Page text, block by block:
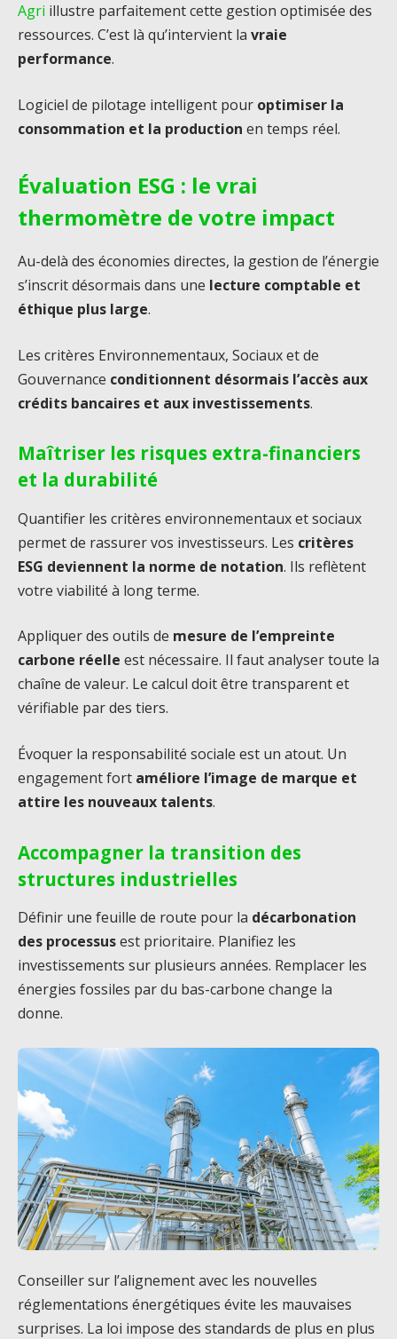
Agri illustre parfaitement cette gestion optimisée des
ressources. C’est là qu’intervient la vraie
performance.
Logiciel de pilotage intelligent pour optimiser la
consommation et la production en temps réel.
Évaluation ESG : le vrai
thermomètre de votre impact
Au-delà des économies directes, la gestion de l’énergie
s’inscrit désormais dans une lecture comptable et
éthique plus large.
Les critères Environnementaux, Sociaux et de
Gouvernance conditionnent désormais l’accès aux
crédits bancaires et aux investissements.
Maîtriser les risques extra-financiers
et la durabilité
Quantifier les critères environnementaux et sociaux
permet de rassurer vos investisseurs. Les critères
ESG deviennent la norme de notation. Ils reflètent
votre viabilité à long terme.
Appliquer des outils de mesure de l’empreinte
carbone réelle est nécessaire. Il faut analyser toute la
chaîne de valeur. Le calcul doit être transparent et
vérifiable par des tiers.
Évoquer la responsabilité sociale est un atout. Un
engagement fort améliore l’image de marque et
attire les nouveaux talents.
Accompagner la transition des
structures industrielles
Définir une feuille de route pour la décarbonation
des processusest prioritaire. Planifiez les
investissements sur plusieurs années. Remplacer les
énergies fossiles par du bas-carbone change la
donne.
Conseiller sur l’alignement avec les nouvelles
réglementations énergétiques évite les mauvaises
surprises. La loi impose des standards de plus en plus